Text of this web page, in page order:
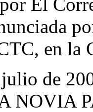
en la
de
NOVIA